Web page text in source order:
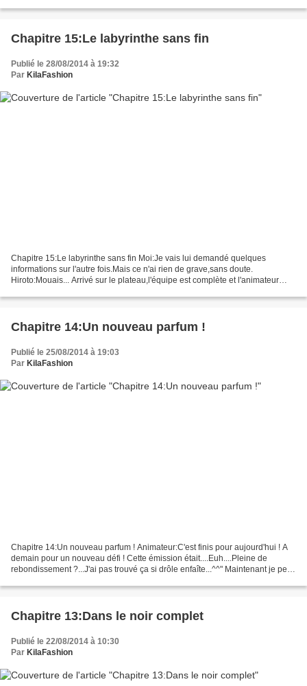
Chapitre 15:Le labyrinthe sans fin
Publié le 28/08/2014 à 19:32
Par KilaFashion
Chapitre 15:Le labyrinthe sans fin Moi:Je vais lui demandé quelques
informations sur l'autre fois.Mais ce n'ai rien de grave,sans doute.
Hiroto:Mouais... Arrivé sur le plateau,l'équipe est complète et l'animateur
Chapitre 14:Un nouveau parfum !
Publié le 25/08/2014 à 19:03
Par KilaFashion
Chapitre 14:Un nouveau parfum ! Animateur:C'est finis pour aujourd'hui ! A
demain pour un nouveau défi ! Cette émission était....Euh....Pleine de
rebondissement ?...J'ai pas trouvé ça si drôle enfaîte...^^" Maintenant je peux
Chapitre 13:Dans le noir complet
Publié le 22/08/2014 à 10:30
Par KilaFashion